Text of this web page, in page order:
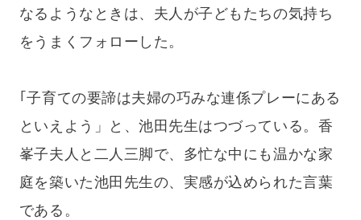
なるようなときは、夫人が子どもたちの気持ち
をうまくフォローした。
｢子育ての要諦は夫婦の巧みな連係プレーにある
といえよう」と、池田先生はつづっている。香
峯子夫人と二人三脚で、多忙な中にも温かな家
庭を築いた池田先生の、実感が込められた言葉
である。